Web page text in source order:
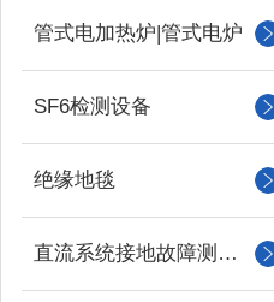
管式电加热炉|管式电炉
SF6检测设备
绝缘地毯
直流系统接地故障测试仪